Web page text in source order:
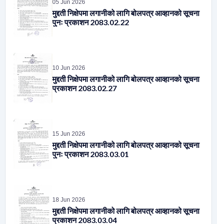
मुद्दती निक्षेपमा लगानीको लागि बोलपत्र आव्हानको सूचना
पुनः प्रकाशन 2083.02.22
10 Jun 2026
मुद्दती निक्षेपमा लगानीको लागि बोलपत्र आव्हानको सूचना
प्रकाशन 2083.02.27
15 Jun 2026
मुद्दती निक्षेपमा लगानीको लागि बोलपत्र आव्हानको सूचना
पुनः प्रकाशन 2083.03.01
18 Jun 2026
मुद्दती निक्षेपमा लगानीको लागि बोलपत्र आव्हानको सूचना
प्रकाशन 2083.03.04